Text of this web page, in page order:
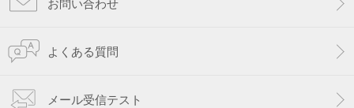
よくある質問
メール受信テスト